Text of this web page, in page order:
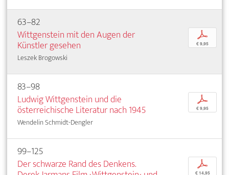
63–82
Wittgenstein mit den Augen der
Künstler gesehen
Leszek Brogowski
p
€ 9,95
83–98
Ludwig Wittgenstein und die
österreichische Literatur nach 1945
Wendelin Schmidt-Dengler
p
€ 9,95
99–125
Der schwarze Rand des Denkens.
p
€ 14,95